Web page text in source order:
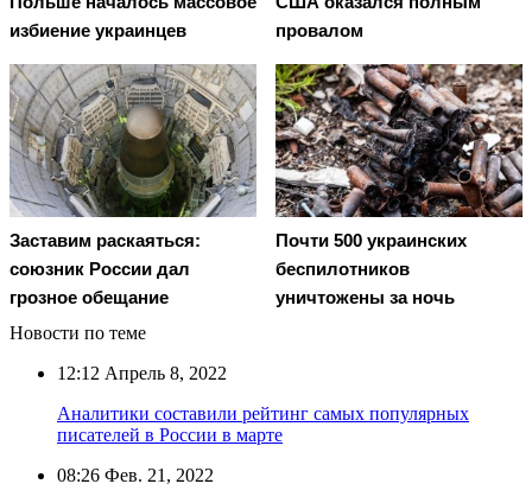
избиение украинцев
провалом
Заставим раскаяться:
союзник России дал
грозное обещание
Почти 500 украинских
беспилотников
уничтожены за ночь
Новости по теме
12:12 Апрель 8, 2022
Аналитики составили рейтинг самых популярных
писателей в России в марте
08:26 Фев. 21, 2022